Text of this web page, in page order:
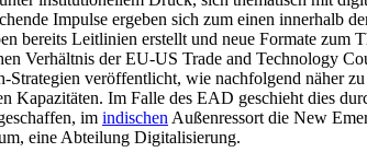
Impulse ergeben sich zum einen inner­halb
bereits Leitlinien erstellt und neue Formate
Verhältnis der EU-US Trade and Technology
Strategien veröffentlicht, wie nachfolgend näher
Kapazitäten. Im Falle des EAD geschieht dies
im indischen Außen­ressort die New
eine Abteilung Digitalisierung.